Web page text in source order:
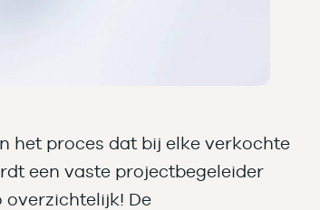
het proces dat bij elke verkochte
een vaste projectbegeleider
overzichtelijk! De